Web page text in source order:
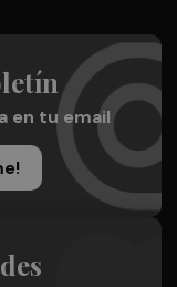
en tu email